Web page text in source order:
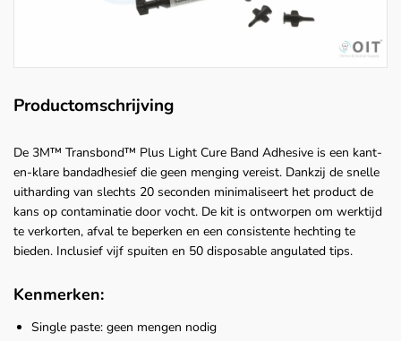
Productomschrijving
De 3M™ Transbond™ Plus Light Cure Band Adhesive is een kant-
en-klare bandadhesief die geen menging vereist. Dankzij de snelle
uitharding van slechts 20 seconden minimaliseert het product de
kans op contaminatie door vocht. De kit is ontworpen om werktijd
te verkorten, afval te beperken en een consistente hechting te
bieden. Inclusief vijf spuiten en 50 disposable angulated tips.
Kenmerken:
Single paste: geen mengen nodig